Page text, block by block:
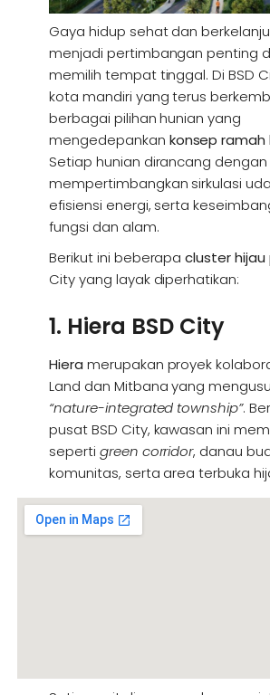
Gaya hidup sehat dan
menjadi pertimbangan penting
memilih tempat tinggal. Di BSD
kota mandiri yang terus
berbagai pilihan hunian yang
mengedepankan konsep ramah
Setiap hunian dirancang dengan
mempertimbangkan sirkulasi
efisiensi energi, serta
fungsi dan alam.
Berikut ini beberapacluster hijau
City yang layak diperhatikan:
1. Hiera BSD City
Hiera merupakan proyek
Land dan Mitbana yang
“nature-integrated township”.
pusat BSD City, kawasan ini
seperti green corridor, danau
komunitas, serta area terbuka